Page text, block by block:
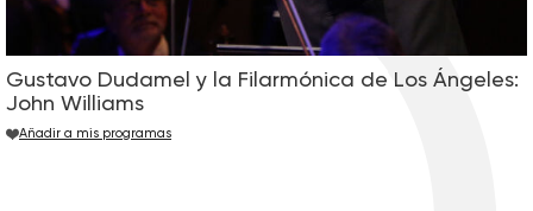
Gustavo Dudamel y la Filarmónica de Los Ángeles:
John Williams
Añadir a mis programas